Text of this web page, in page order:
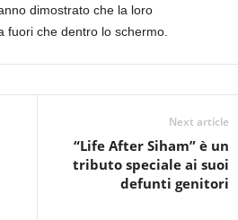
dimostrato che la loro
fuori che dentro lo schermo.
Next article
“Life After Siham” è un
tributo speciale ai suoi
defunti genitori